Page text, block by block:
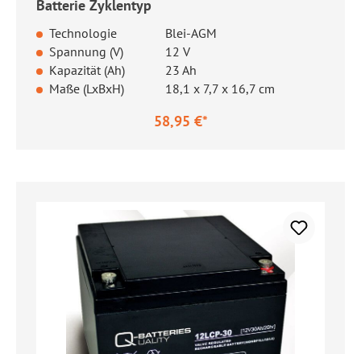
Batterie Zyklentyp
Technologie
Blei-AGM
Spannung (V)
12 V
Kapazität (Ah)
23 Ah
Maße (LxBxH)
18,1 x 7,7 x 16,7 cm
58,95 €*